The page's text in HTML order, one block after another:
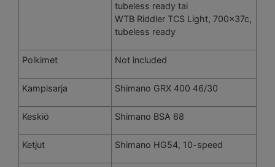
tubeless ready tai
WTB Riddler TCS Light, 700x37c,
tubeless ready
Polkimet Not included
Kampisarja Shimano GRX 400 46/30
Keskiö Shimano BSA 68
Ketjut Shimano HG54, 10-speed